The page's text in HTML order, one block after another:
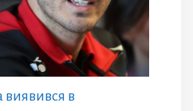
виявився в